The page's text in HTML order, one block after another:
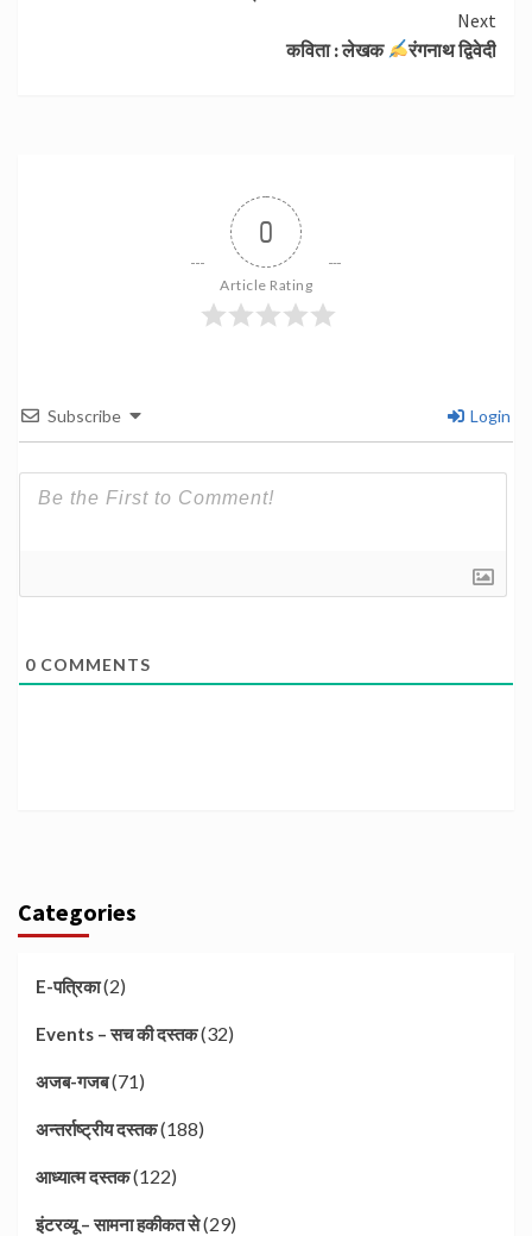
Next
कविता : लेखक
रंगनाथ द्विवेदी
0
Article Rating
Subscribe Login
0 COMMENTS
Categories
E-पत्रिका(2)
Events – सच की दस्तक(32)
अजब-गजब(71)
अन्तर्राष्ट्रीय दस्तक(188)
आध्यात्म दस्तक(122)
इंटरव्यू – सामना हकीकत से(29)